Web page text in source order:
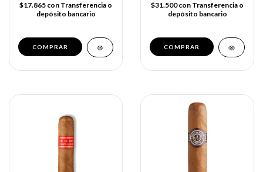
$17.865 con Transferencia o
depósito bancario
$31.500con Transferencia o
depósito bancario